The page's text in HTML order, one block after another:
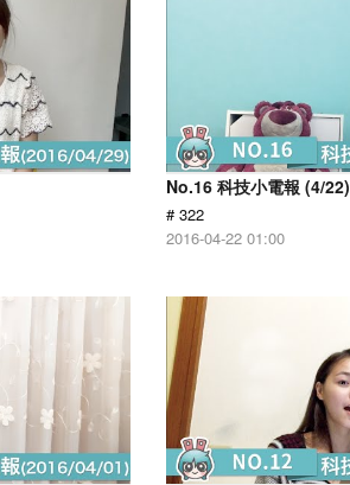
No.16 科技小電報 (4/22)
# 322
2016-04-22 01:00